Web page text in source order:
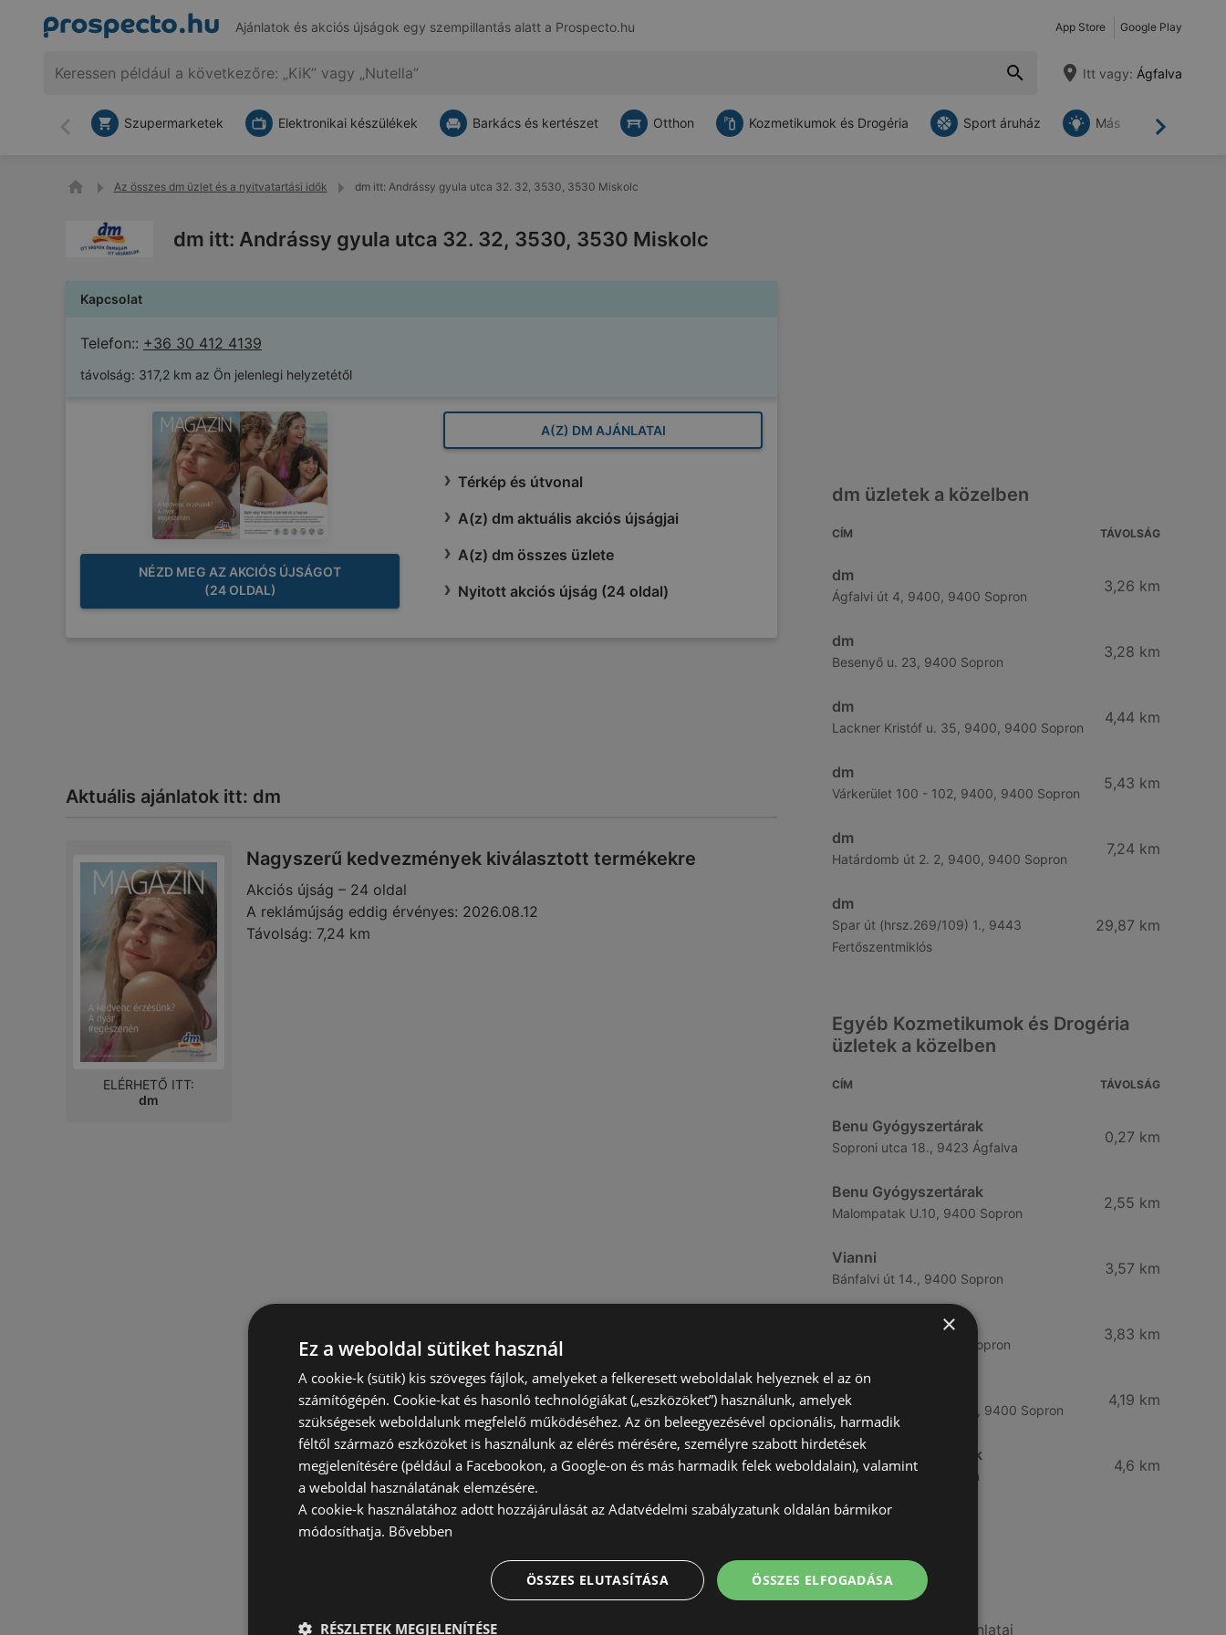
Ajánlatok és akciós újságok egy szempillantás alatt a Prospecto.hu App Store Google Play
Itt vagy: Ágfalva
Vissza Tovább
Szupermarketek Elektronikai készülékek Barkács és kertészet Otthon Kozmetikumok és Drogéria Sport áruház Más
Az összes dm üzlet és a nyitvatartási idők dm itt: Andrássy gyula utca 32. 32, 3530, 3530 Miskolc
dm itt: Andrássy gyula utca 32. 32, 3530, 3530 Miskolc
Kapcsolat
Telefon:: +36 30 412 4139
távolság: 317,2 km az Ön jelenlegi helyzetétől
NÉZD MEG AZ AKCIÓS ÚJSÁGOT
(24 OLDAL)
A(Z) DM AJÁNLATAI
Térkép és útvonal
A(z) dm aktuális akciós újságjai
A(z) dm összes üzlete
Nyitott akciós újság (24 oldal)
Aktuális ajánlatok itt: dm
Nagyszerű kedvezmények kiválasztott termékekre
Akciós újság – 24 oldal
A reklámújság eddig érvényes: 2026.08.12
Távolság: 7,24 km
ELÉRHETŐ ITT:
dm
dm üzletek a közelben
CÍM TÁVOLSÁG
dm
Ágfalvi út 4, 9400, 9400 Sopron
3,26 km
dm
Besenyő u. 23, 9400 Sopron
3,28 km
dm
Lackner Kristóf u. 35, 9400, 9400 Sopron
4,44 km
dm
Várkerület 100 - 102, 9400, 9400 Sopron
5,43 km
dm
Határdomb út 2. 2, 9400, 9400 Sopron
7,24 km
dm
Spar út (hrsz.269/109) 1., 9443
Fertőszentmiklós
29,87 km
Egyéb Kozmetikumok és Drogéria
üzletek a közelben
CÍM TÁVOLSÁG
Benu Gyógyszertárak
Soproni utca 18., 9423 Ágfalva
0,27 km
Benu Gyógyszertárak
Malompatak U.10, 9400 Sopron
2,55 km
Vianni
Bánfalvi út 14., 9400 Sopron
3,57 km
Bánfalvi út 6-8., 9400 Sopron
3,83 km
Rossmann
Kodály Zoltán tér 16. 16., 9400 Sopron
4,19 km
Alma Gyógyszertárak
Béke út 4., 9400 Sopron
4,6 km
A(z) dm ajánlatai
A(z) PatikaPlus ajánlatai
×
Ez a weboldal sütiket használ
A cookie-k (sütik) kis szöveges fájlok, amelyeket a felkeresett weboldalak helyeznek el az ön
számítógépén. Cookie-kat és hasonló technológiákat („eszközöket”) használunk, amelyek
szükségesek weboldalunk megfelelő működéséhez. Az ön beleegyezésével opcionális, harmadik
féltől származó eszközöket is használunk az elérés mérésére, személyre szabott hirdetések
megjelenítésére (például a Facebookon, a Google-on és más harmadik felek weboldalain), valamint
a weboldal használatának elemzésére.
A cookie-k használatához adott hozzájárulását az Adatvédelmi szabályzatunk oldalán bármikor
módosíthatja. Bővebben
ÖSSZES ELFOGADÁSA
ÖSSZES ELUTASÍTÁSA
RÉSZLETEK MEGJELENÍTÉSE